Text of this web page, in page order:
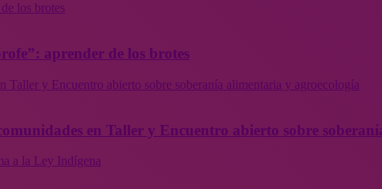
los brotes
aprender de los brotes
Taller y Encuentro abierto sobre soberanía alimentaria y agroecología
en Taller y Encuentro abierto sobre
a la Ley Indígena